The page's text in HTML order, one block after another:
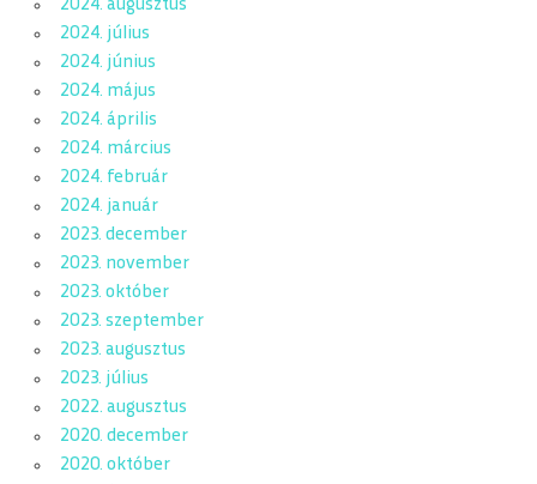
2024. augusztus
2024. július
2024. június
2024. május
2024. április
2024. március
2024. február
2024. január
2023. december
2023. november
2023. október
2023. szeptember
2023. augusztus
2023. július
2022. augusztus
2020. december
2020. október